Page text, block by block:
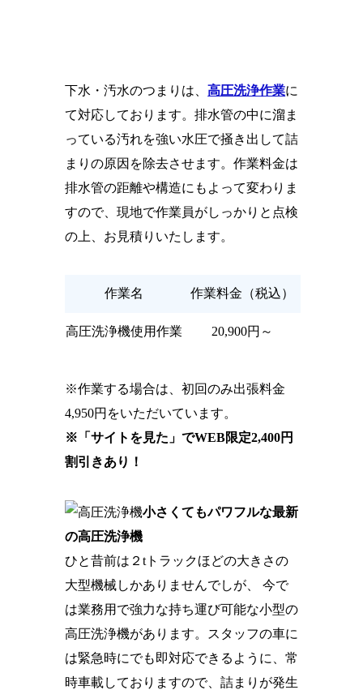
下水・汚水のつまりは、高圧洗浄作業に
て対応しております。排水管の中に溜ま
っている汚れを強い水圧で掻き出して詰
まりの原因を除去させます。作業料金は
排水管の距離や構造にもよって変わりま
すので、現地で作業員がしっかりと点検
の上、お見積りいたします。
作業名 作業料金（税込）
高圧洗浄機使用作業 20,900円～
※作業する場合は、初回のみ出張料金
4,950円をいただいています。
※「サイトを見た」でWEB限定2,400円
割引きあり！
小さくてもパワフルな最新
の高圧洗浄機
ひと昔前は２tトラックほどの大きさの
大型機械しかありませんでしが、 今で
は業務用で強力な持ち運び可能な小型の
高圧洗浄機があります。スタッフの車に
は緊急時にでも即対応できるように、常
時車載しておりますので、詰まりが発生